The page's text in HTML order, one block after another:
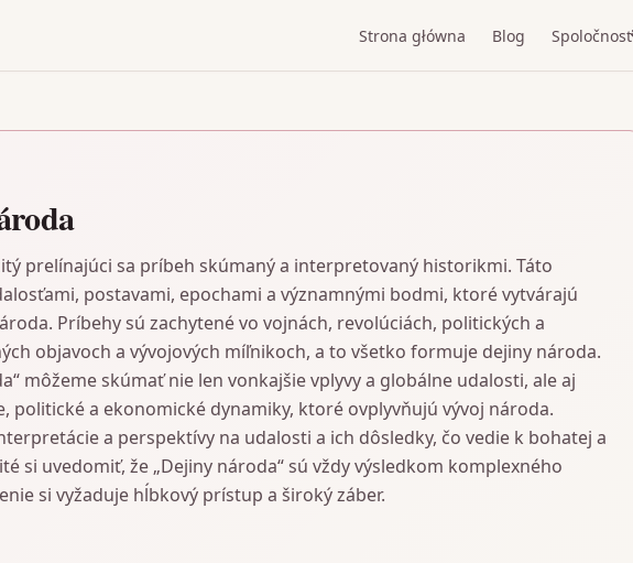
Strona główna Blog Spoločnosť
prelínajúci sa príbeh skúmaný a interpretovaný historikmi. Táto
postavami, epochami a významnými bodmi, ktoré vytvárajú
Príbehy sú zachytené vo vojnách, revolúciách, politických a
objavoch a vývojových míľnikoch, a to všetko formuje dejiny národa.
môžeme skúmať nie len vonkajšie vplyvy a globálne udalosti, ale aj
politické a ekonomické dynamiky, ktoré ovplyvňujú vývoj národa.
a perspektívy na udalosti a ich dôsledky, čo vedie k bohatej a
si uvedomiť, že „Dejiny národa“ sú vždy výsledkom komplexného
si vyžaduje hĺbkový prístup a široký záber.